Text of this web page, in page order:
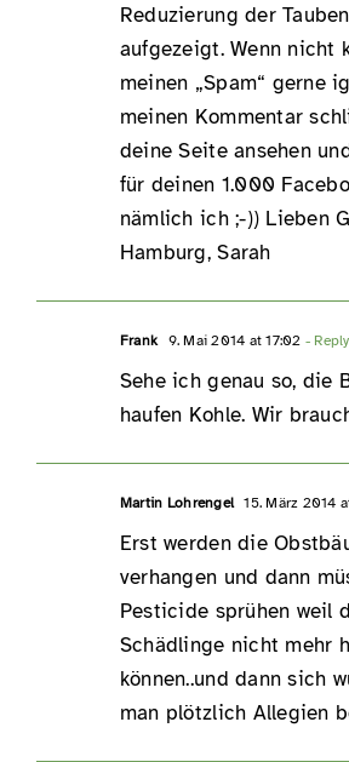
Reduzierung der
aufgezeigt. Wenn nicht
meinen „Spam“ gerne
meinen Kommentar
deine Seite ansehen
für deinen 1.000
nämlich ich ;-)) Lieben
Hamburg, Sarah
Frank 9. Mai 2014 at 17:02 - Reply
Sehe ich genau so, die
haufen Kohle. Wir
Martin Lohrengel 15. März 2014
Erst werden die
verhangen und dann
Pesticide sprühen weil
Schädlinge nicht mehr
können..und dann sich
man plötzlich Allegien